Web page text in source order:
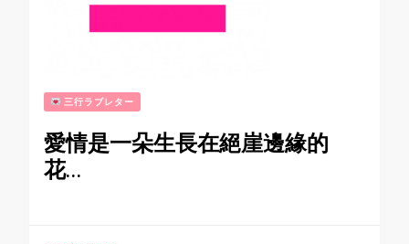
三行ラブレター
愛情是一朵生長在絕崖邊緣的
花…